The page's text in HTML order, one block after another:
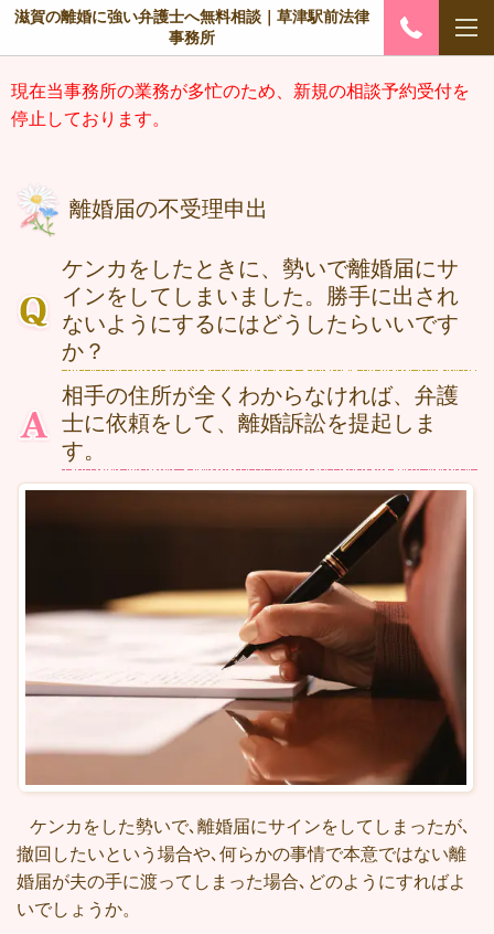
滋賀の離婚に強い弁護士へ無料相談｜草津駅前法律
事務所
現在当事務所の業務が多忙のため、新規の相談予約受付を
停止しております。
離婚届の不受理申出
ケンカをしたときに、勢いで離婚届にサ
インをしてしまいました。勝手に出され
ないようにするにはどうしたらいいです
か？
相手の住所が全くわからなければ、弁護
士に依頼をして、離婚訴訟を提起しま
す。
ケンカをした勢いで､離婚届にサインをしてしまったが､
撤回したいという場合や､何らかの事情で本意ではない離
婚届が夫の手に渡ってしまった場合､どのようにすればよ
いでしょうか。